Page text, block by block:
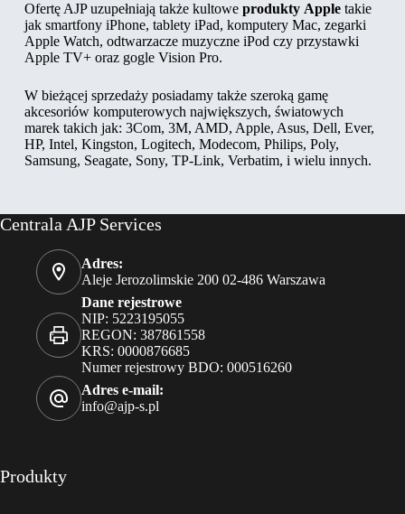
Ofertę AJP uzupełniają także kultowe produkty Appletakie
jak smartfony iPhone, tablety iPad, komputery Mac, zegarki
Apple Watch, odtwarzacze muzyczne iPod czy przystawki
Apple TV+ oraz gogle Vision Pro.
W bieżącej sprzedaży posiadamy także szeroką gamę
akcesoriów komputerowych największych, światowych
marek takich jak: 3Com, 3M, AMD, Apple, Asus, Dell, Ever,
HP, Intel, Kingston, Logitech, Modecom, Philips, Poly,
Samsung, Seagate, Sony, TP-Link, Verbatim, i wielu innych.
Centrala AJP Services
Adres:
Aleje Jerozolimskie 200 02-486 Warszawa
Dane rejestrowe
NIP: 5223195055
REGON: 387861558
KRS: 0000876685
Numer rejestrowy BDO: 000516260
Adres e-mail:
info@ajp-s.pl
Produkty